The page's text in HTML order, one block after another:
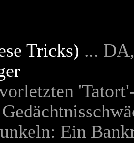
Tricks) ...
Ein